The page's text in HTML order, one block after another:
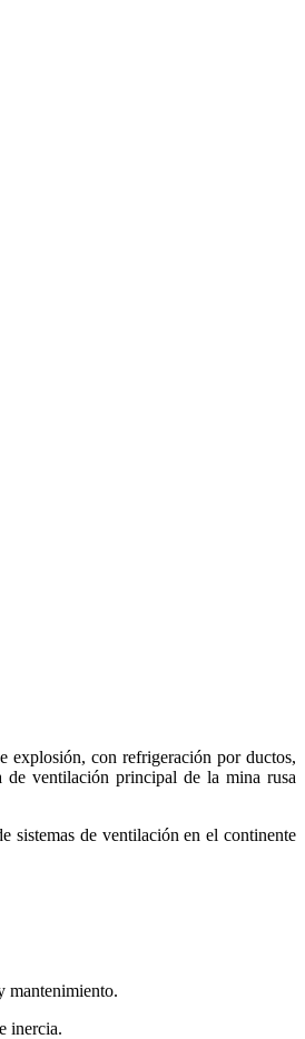
explosión, con refrigeración por ductos,
de ventilación principal de la mina rusa
sistemas de ventilación en el continente
mantenimiento.
inercia.